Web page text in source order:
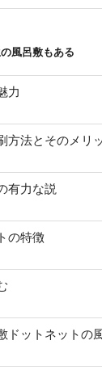
風呂敷もある
力
方法とそのメリ
有力な説
の特徴
ドットネットの